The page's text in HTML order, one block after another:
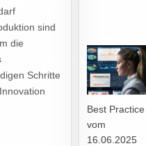
sind
die
Schritte
Best Practice
vom
16.06.2025